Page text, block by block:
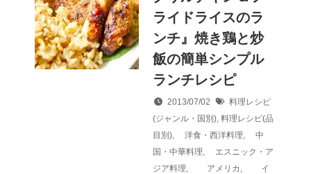
ライドライスのラ
ンチ』焼き鶏と炒
飯の簡単シンプル
ランチレシピ
2013/07/02
料理レシピ
(ジャンル・国別), 料理レシピ(品
目別), 洋食・西洋料理,
中
国・中華料理,
エスニック・ア
ジア料理, アメリカ ,
イ